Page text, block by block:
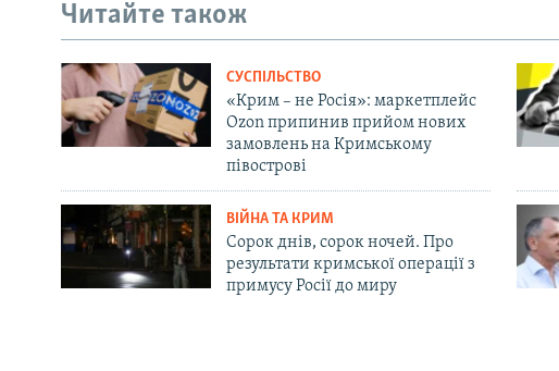
Читайте також
СУСПІЛЬСТВО
«Крим – не Росія»: маркетплейс
Ozon припинив прийом нових
замовлень на Кримському
півострові
ВІЙНА ТА КРИМ
Сорок днів, сорок ночей. Про
результати кримської операції з
примусу Росії до миру